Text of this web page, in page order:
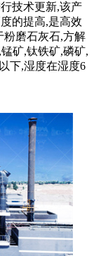
技术更新,该产
的提高,是高效
粉磨石灰石,方解
矿,钛铁矿,磷矿,
下,湿度在湿度6